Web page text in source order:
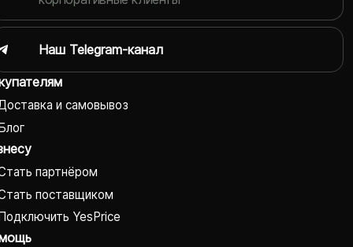
и самовывоз
партнёром
поставщиком
YesPrice
Наш Telegram-канал